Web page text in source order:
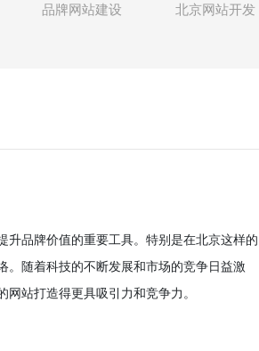
品牌网站建设 北京网站开发
升品牌价值的重要工具。特别是在北京这样的
。随着科技的不断发展和市场的竞争日益激
站打造得更具吸引力和竞争力。